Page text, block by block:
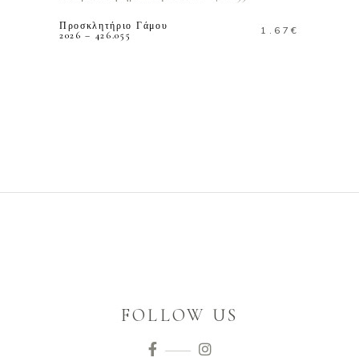
Προσκλητήριο Γάμου
2026 – 426.055
1.67€
FOLLOW US